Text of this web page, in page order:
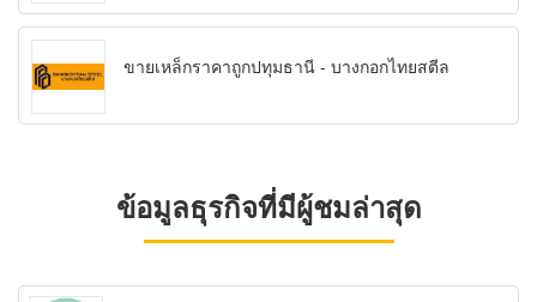
ขายเหล็กราคาถูกปทุมธานี - บางกอกไทยสตีล
ข้อมูลธุรกิจที่มีผู้ชมล่าสุด